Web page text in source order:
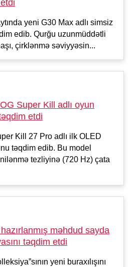
yeni G30 Max adlı simsiz
edib. Qurğu uzunmüddətli
çirklənmə səviyyəsin...
Super Kill adlı oyun
etdi
Kill 27 Pro adlı ilk OLED
təqdim edib. Bu model
tezliyinə (720 Hz) çata
məhdud sayda
təqdim etdi
yeni buraxılışını